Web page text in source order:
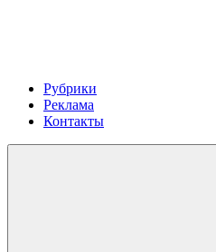
Рубрики
Реклама
Контакты